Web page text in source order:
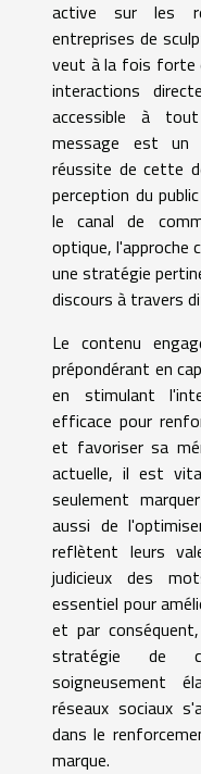
active sur les
entreprises de
veut à la fois forte
interactions
accessible à
message est un
réussite de cette
perception du
le canal de
optique, l'approche
une stratégie
discours à travers
Le contenu
prépondérant en
en stimulant
efficace pour
et favoriser sa
actuelle, il est
seulement
aussi de
reflètent leurs
judicieux des
essentiel pour
et par
stratégie de
soigneusement
réseaux sociaux
dans le
marque.